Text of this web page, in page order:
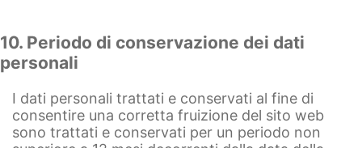
10. Periodo di conservazione dei dati
personali
I dati personali trattati e conservati al fine di
consentire una corretta fruizione del sito web
sono trattati e conservati per un periodo non